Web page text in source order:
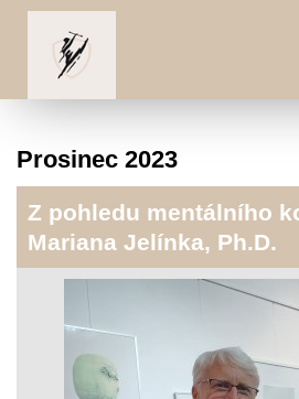
Prosinec 2023
Z pohledu mentálního
Mariana Jelínka, Ph.D.